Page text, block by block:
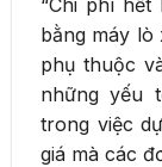
“Chi phí hết
bằng máy
phụ thuộc
những yếu
trong việc
giá mà các